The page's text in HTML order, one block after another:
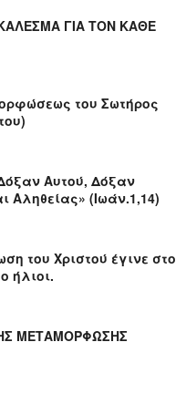
ΓΙΑ ΤΟΝ ΚΑΘΕ
του Σωτήρος
Αυτού, Δόξαν
Αληθείας» (Ιωάν.1,14)
του Χριστού έγινε στο
ήλιοι.
ΜΕΤΑΜΟΡΦΩΣΗΣ